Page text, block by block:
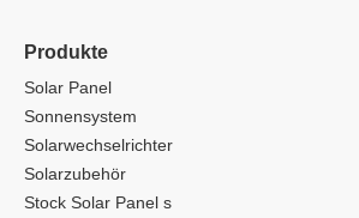
Produkte
Solar Panel
Sonnensystem
Solarwechselrichter
Solarzubehör
Stock Solar Panel s